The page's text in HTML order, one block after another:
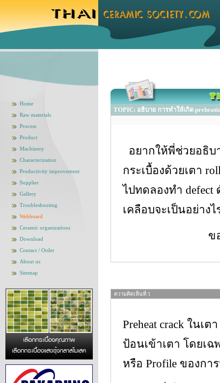
Home
Raw materials
Process
Product
Machinery
Characterization
Productivity improvement
Supplier
Gallery
Troubleshooting
Webboard
Ceramic organizations
Download
Contact / Order
About us
Sitemap
TOPIC: อธิบาย การทำให้เกิด
อยากให้พี่ช่วยอธิบ
กระเบื้องด้วยเตา
ไปทดลองทำ
เคลือบจะเป็นอย่างไ
ขอบคุณ
ความคิดเห็นที่ 1
Preheat crack ใน
ป้อนเข้าเตา โดยเ
หรือ Profile ของกา